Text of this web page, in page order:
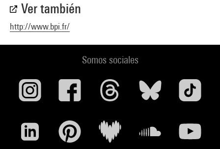
Ver también
http://www.bpi.fr/
Somos sociales